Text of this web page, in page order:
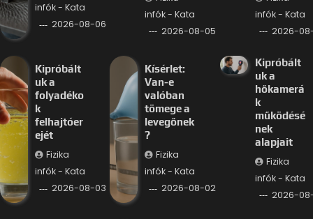
infók - Kata
2026-08-06
infók - Kata
2026-08-05
infók - Kata
2026-
Kipróbált
uk a
folyadéko
k
felhajtóer
ejét
Fizika
infók - Kata
2026-08-03
Kísérlet:
Van-e
valóban
tömege a
levegőnek
?
Fizika
infók - Kata
2026-08-02
Kipróbált
uk a
hőkamerá
k
működésé
nek
alapjait
Fizika
infók - Kata
2026-